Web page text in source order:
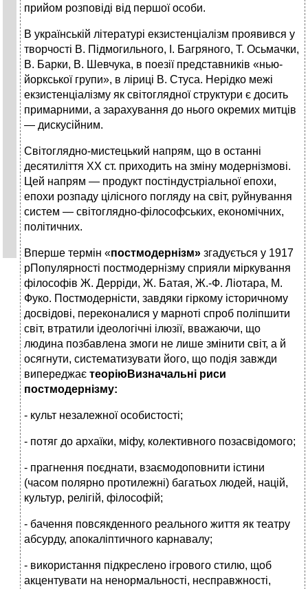
прийом розповіді від першої особи.
В українській літературі екзистенціалізм проявився у
творчості В. Підмогильного, І. Багряного, Т. Осьмачки,
В. Барки, В. Шевчука, в поезії представників «нью-
йоркської групи», в ліриці В. Стуса. Нерідко межі
екзистенціалізму як світоглядної структури є досить
примарними, а зарахування до нього окремих митців
— дискусійним.
Світоглядно-мистецький напрям, що в останні
десятиліття XX ст. приходить на зміну модернізмові.
Цей напрям — продукт постіндустріальної епохи,
епохи розпаду цілісного погляду на світ, руйнування
систем — світоглядно-філософських, економічних,
політичних.
Вперше термін «постмодернізм» згадується у 1917
pПопулярності постмодернізму сприяли міркування
філософів Ж. Дерріди, Ж. Батая, Ж.-Ф. Ліотара, М.
Фуко. Постмодерністи, завдяки гіркому історичному
досвідові, переконалися у марноті спроб поліпшити
світ, втратили ідеологічні ілюзії, вважаючи, що
людина позбавлена змоги не лише змінити світ, а й
осягнути, систематизувати його, що подія завжди
випереджає теоріюВизначальні риси
постмодернізму:
- культ незалежної особистості;
- потяг до архаїки, міфу, колективного позасвідомого;
- прагнення поєднати, взаємодоповнити істини
(часом полярно протилежні) багатьох людей, націй,
культур, релігій, філософій;
- бачення повсякденного реального життя як театру
абсурду, апокаліптичного карнавалу;
- використання підкреслено ігрового стилю, щоб
акцентувати на ненормальності, несправжності,